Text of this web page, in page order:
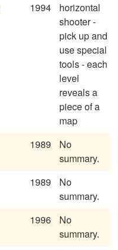
1994
horizontal
shooter -
pick up and
use special
tools - each
level
reveals a
piece of a
map
1989
No
summary.
1989
No
summary.
1996
No
summary.